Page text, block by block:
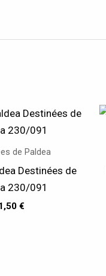
de Paldea
Destinées de
230/091
€